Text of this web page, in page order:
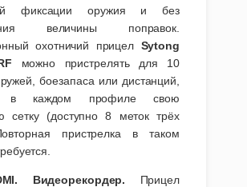
фиксации оружия и без
величины поправок.
охотничий прицел Sytong
можно пристрелять для 10
боезапаса или дистанций,
в каждом профиле свою
сетку (доступно 8 меток трёх
пристрелка в таком
Видеорекордер. Прицел